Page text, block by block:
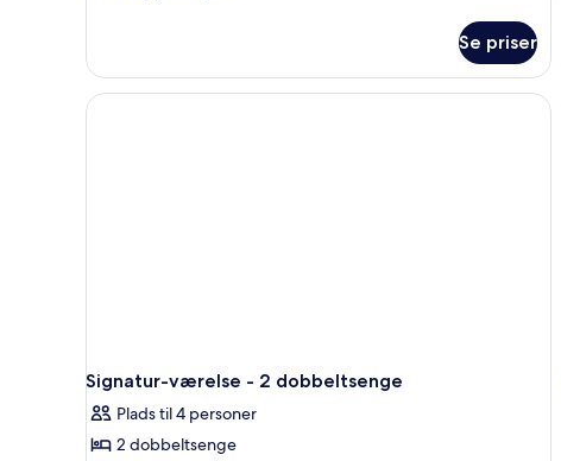
værelse
1
Se priser
Signatur-værelse - 2 dobbeltsenge
Plads til 4 personer
2 dobbeltsenge